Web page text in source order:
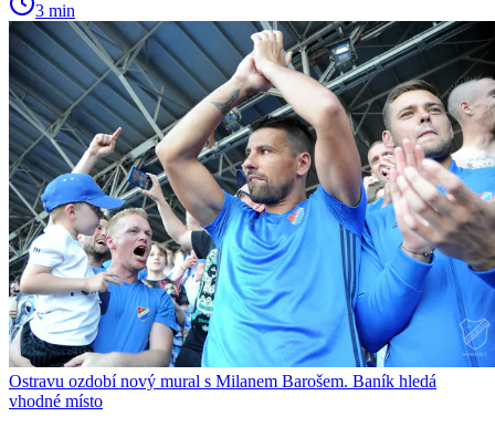
3 min
Ostravu ozdobí nový mural s Milanem Barošem. Baník hledá
vhodné místo